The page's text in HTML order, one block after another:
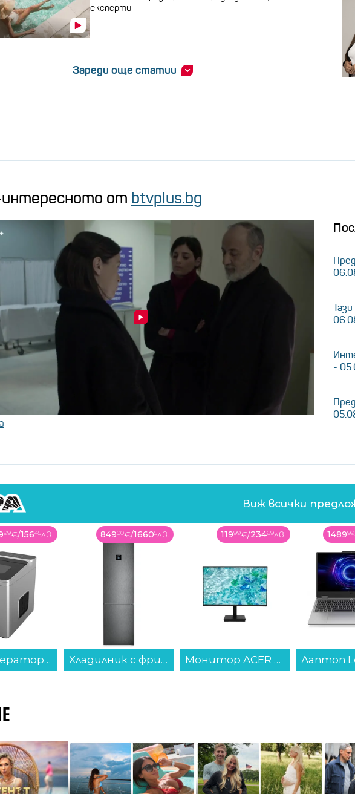
експерти
Зареди още статии
от btvplus.bg
-
Виж всички
99€/15645лв.
Ледогенератор Crown ICM-625S...
84900€/16605лв.
Хладилник с фризер Liebherr CNbdc 573i , 371 l, C , No Frost , Черен инокс...
11999€/23469лв.
Монитор ACER VERO V7 V277Gbi UM.HV7EE.G01 , 27.00...
148999